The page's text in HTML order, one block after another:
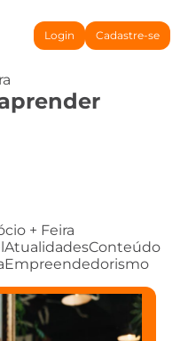
Login Cadastre-se
+ Feira
AtualidadesConteúdo
Empreendedorismo